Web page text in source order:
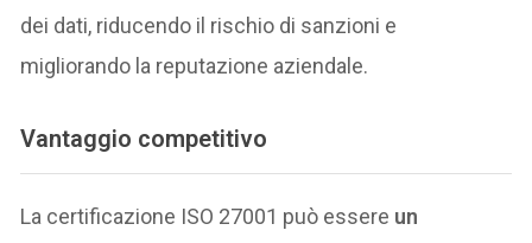
dei dati, riducendo il rischio di sanzioni e
migliorando la reputazione aziendale.
Vantaggio competitivo
La certificazione ISO 27001 può essere un